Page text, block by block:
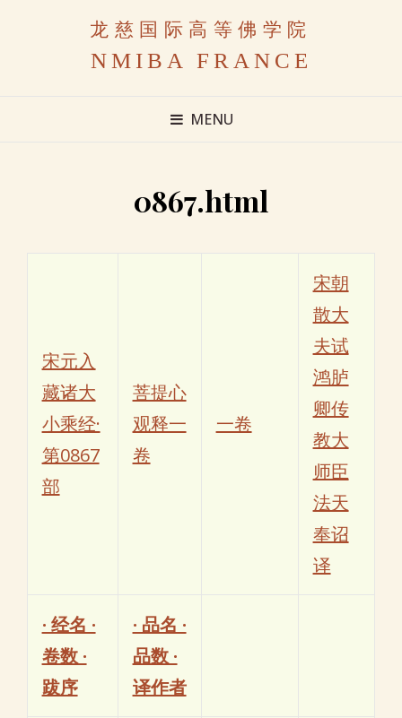
龙慈国际高等佛学院
NMIBA FRANCE
MENU
0867.html
宋元入
藏诸大
小乘经·
第0867
部
菩提心
观释一
卷
一卷
宋朝
散大
夫试
鸿胪
卿传
教大
师臣
法天
奉诏
译
· 经名 ·
卷数 ·
跋序
· 品名 ·
品数 ·
译作者